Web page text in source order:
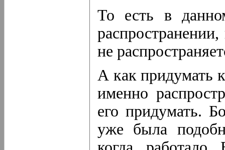
То есть в
не
А как придумать
именно
его придумать.
уже была